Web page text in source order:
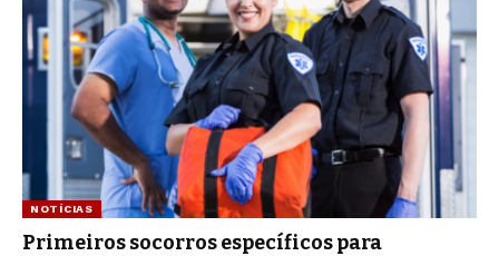
NOTÍCIAS
Primeiros socorros específicos para